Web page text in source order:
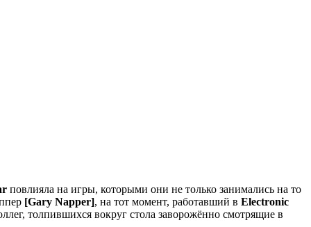
повлияла на игры, которыми они не только занимались на то
[Gary Napper], на тот момент, работавший в Electronic
толпившихся вокруг стола заворожённо смотрящие в